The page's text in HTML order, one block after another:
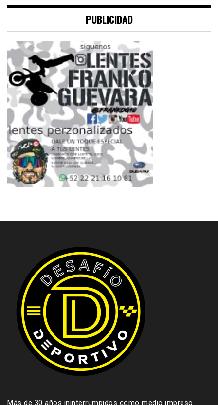
PUBLICIDAD
Más de 30 años ininterrumpidos como medio impreso